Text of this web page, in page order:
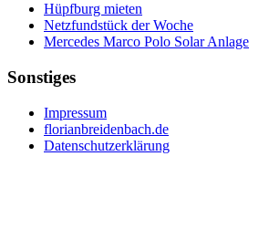
Hüpfburg mieten
Netzfundstück der Woche
Mercedes Marco Polo Solar Anlage
Sonstiges
Impressum
florianbreidenbach.de
Datenschutzerklärung